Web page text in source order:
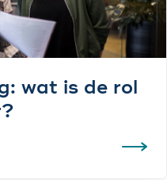
wat is de rol